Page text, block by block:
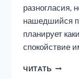
разногласия,
нашедшийся
планирует
спокойствие
ЧИТАТЬ ЦАРЬ